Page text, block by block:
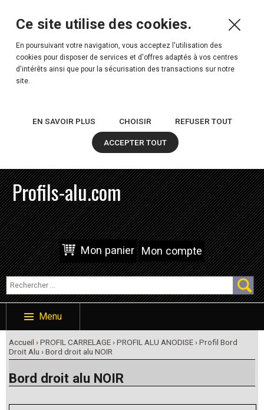
Profils-alu.com
Mon panier Mon compte
Menu
Accueil ›PROFIL CARRELAGE ›PROFIL ALU ANODISE ›Profil Bord
Droit Alu › Bord droit alu NOIR
Bord droit alu NOIR
Ce site utilise des cookies.
En poursuivant votre navigation, vous acceptez l'utilisation des
cookies pour disposer de services et d'offres adaptés à vos centres
d'intérêts ainsi que pour la sécurisation des transactions sur notre
site.
EN SAVOIR PLUS CHOISIR REFUSER TOUT
ACCEPTER TOUT